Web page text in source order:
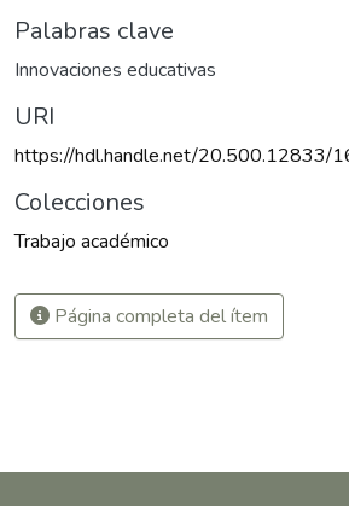
Palabras clave
Innovaciones educativas
URI
https://hdl.handle.net/20.500.12833/
Colecciones
Trabajo académico
Página completa del ítem